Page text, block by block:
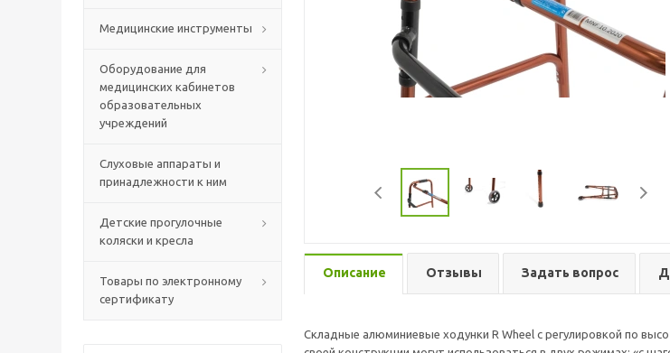
Медицинские инструменты
Оборудование для
медицинских кабинетов
образовательных
учреждений
Слуховые аппараты и
принадлежности к ним
Детские прогулочные
коляски и кресла
Товары по электронному
сертификату
Описание Отзывы Задать вопрос
Складные алюминиевые ходунки R Wheel с регулировкой по